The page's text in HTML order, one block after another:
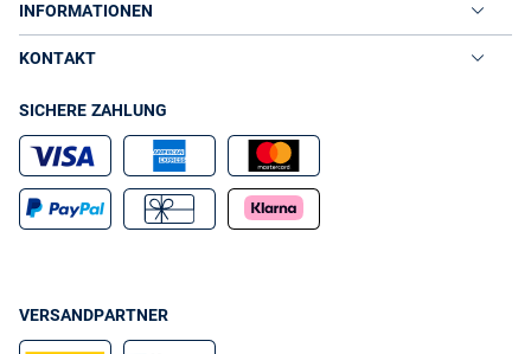
INFORMATIONEN
KONTAKT
SICHERE ZAHLUNG
VERSANDPARTNER